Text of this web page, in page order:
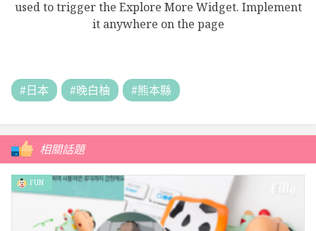
used to trigger the Explore More Widget. Implement
it anywhere on the page
#日本 #晚白柚 #熊本縣
相關話題
FUN